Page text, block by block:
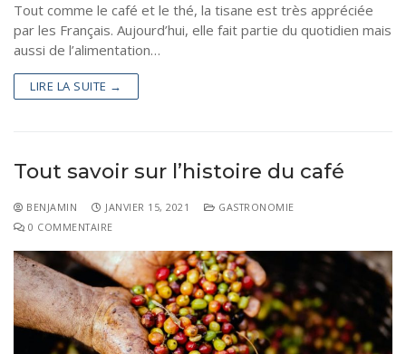
Tout comme le café et le thé, la tisane est très appréciée
par les Français. Aujourd’hui, elle fait partie du quotidien mais
aussi de l’alimentation…
LIRE LA SUITE →
Tout savoir sur l’histoire du café
BENJAMIN JANVIER 15, 2021
GASTRONOMIE
0 COMMENTAIRE